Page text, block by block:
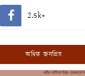
2.5k+
অধিক জনপ্ৰিয়